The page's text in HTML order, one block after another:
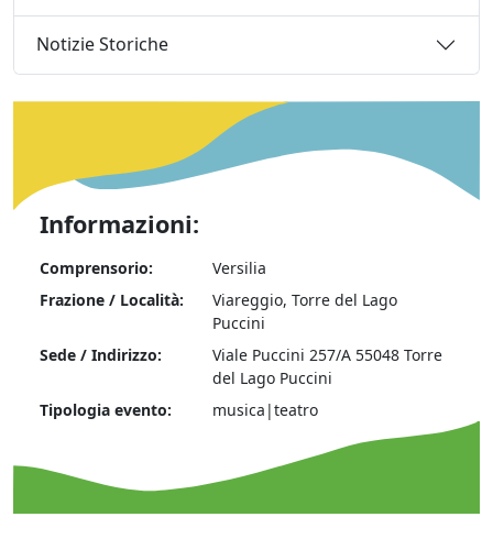
Notizie Storiche
Informazioni:
Comprensorio:
Versilia
Frazione / Località:
Viareggio, Torre del Lago
Puccini
Sede / Indirizzo:
Viale Puccini 257/A 55048 Torre
del Lago Puccini
Tipologia evento:
musica|teatro